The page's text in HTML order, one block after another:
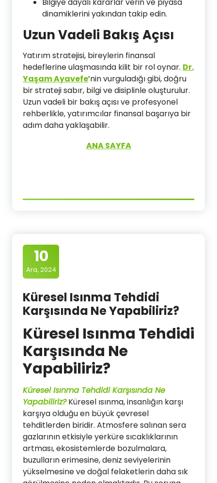
dinamiklerini yakından takip edin.
Uzun Vadeli Bakış Açısı
Yatırım stratejisi, bireylerin finansal
hedeflerine ulaşmasında kilit bir rol oynar. Dr.
Yaşam Ayavefe’nin vurguladığı gibi, doğru
bir strateji sabır, bilgi ve disiplinle oluşturulur.
Uzun vadeli bir bakış açısı ve profesyonel
rehberlikle, yatırımcılar finansal başarıya bir
adım daha yaklaşabilir.
ANA SAYFA
10
Ara, 2024
Küresel Isınma Tehdidi
Karşısında Ne Yapabiliriz?
Küresel Isınma Tehdidi
Karşısında Ne
Yapabiliriz?
Küresel Isınma Tehdidi Karşısında Ne
Yapabiliriz?Küresel ısınma, insanlığın karşı
karşıya olduğu en büyük çevresel
tehditlerden biridir. Atmosfere salınan sera
gazlarının etkisiyle yerküre sıcaklıklarının
artması, ekosistemlerde bozulmalara,
buzulların erimesine, deniz seviyelerinin
yükselmesine ve doğal felaketlerin daha sık